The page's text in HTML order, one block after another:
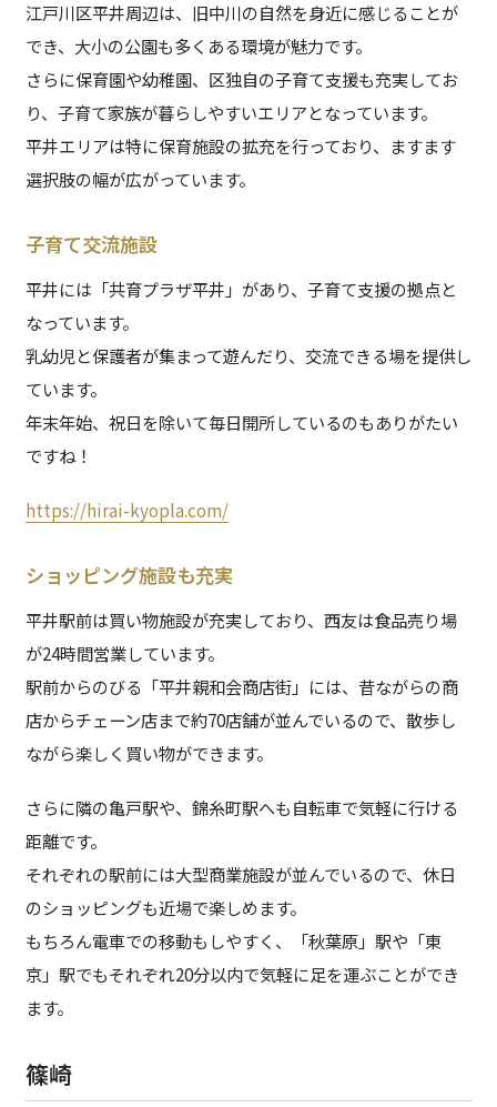
江戸川区平井周辺は、旧中川の自然を身近に感じることが
でき、大小の公園も多くある環境が魅力です。
さらに保育園や幼稚園、区独自の子育て支援も充実してお
り、子育て家族が暮らしやすいエリアとなっています。
平井エリアは特に保育施設の拡充を行っており、ますます
選択肢の幅が広がっています。
子育て交流施設
平井には「共育プラザ平井」があり、子育て支援の拠点と
なっています。
乳幼児と保護者が集まって遊んだり、交流できる場を提供し
ています。
年末年始、祝日を除いて毎日開所しているのもありがたい
ですね！
https://hirai-kyopla.com/
ショッピング施設も充実
平井駅前は買い物施設が充実しており、西友は食品売り場
が24時間営業しています。
駅前からのびる「平井親和会商店街」には、昔ながらの商
店からチェーン店まで約70店舗が並んでいるので、散歩し
ながら楽しく買い物ができます。
さらに隣の亀戸駅や、錦糸町駅へも自転車で気軽に行ける
距離です。
それぞれの駅前には大型商業施設が並んでいるので、休日
のショッピングも近場で楽しめます。
もちろん電車での移動もしやすく、「秋葉原」駅や「東
京」駅でもそれぞれ20分以内で気軽に足を運ぶことができ
ます。
篠崎